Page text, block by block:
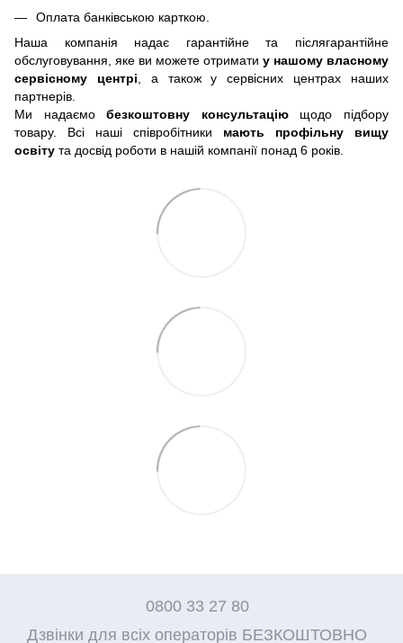
Оплата банківською карткою.
Наша компанія надає гарантійне та післягарантійне
обслуговування, яке ви можете отримати у нашому власному
сервісному центрі, а також у сервісних центрах наших
партнерів.
Ми надаємобезкоштовну консультаціющодо підбору
товару. Всі наші співробітники мають профільну вищу
освіту та досвід роботи в нашій компанії понад 6 років.
0800 33 27 80
Дзвінки для всіх операторів БЕЗКОШТОВНО